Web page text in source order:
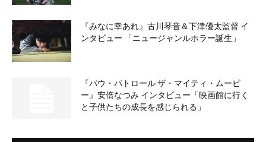
『みなに幸あれ』古川琴音＆下津優太監督 イ
ンタビュー 「ニュージャンルホラー誕生」
『パウ・パトロール ザ・マイティ・ムービ
ー』安倍なつみ インタビュー「映画館に行く
と子供たちの成長を感じられる」